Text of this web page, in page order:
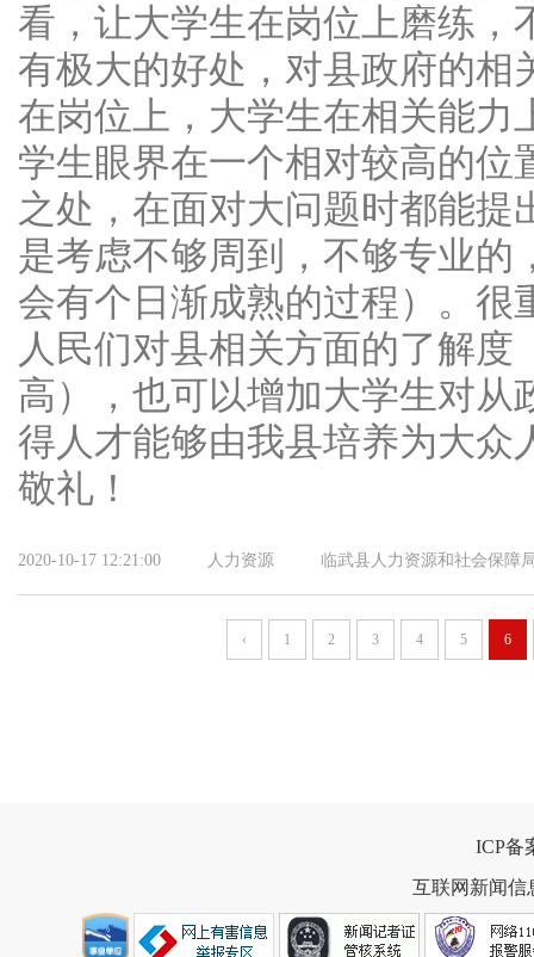
看，让大学生在岗位上磨练，
有极大的好处，对县政府的相
在岗位上，大学生在相关能力
学生眼界在一个相对较高的位
之处，在面对大问题时都能
是考虑不够周到，不够专业的
会有个日渐成熟的过程）。很
人民们对县相关方面的了解
高），也可以增加大学生对从
得人才能够由我县培养为大众
敬礼！
2020-10-17 12:21:00 人力资源 临武县人力资源和社会保障
‹ 1 2 3 4 5 6
ICP备
互联网新闻信